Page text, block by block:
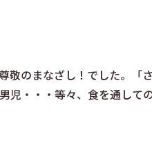
敬のまなざし！でした。
・・・等々、食を通して